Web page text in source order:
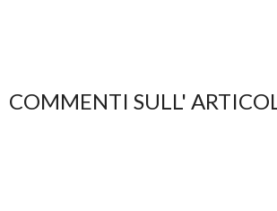
COMMENTI SULL'